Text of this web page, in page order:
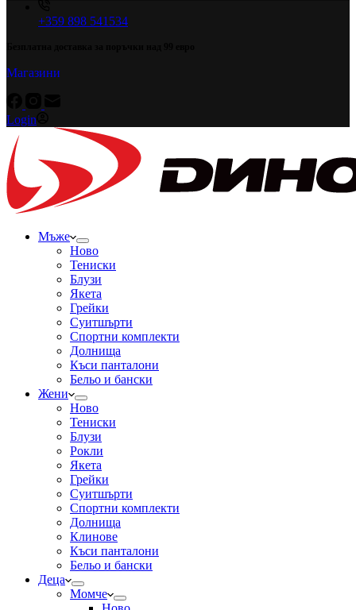
+359 898 541534
Магазини
Login
Мъже
Ново
Тениски
Блузи
Якета
Грейки
Суитшърти
Спортни комплекти
Долнища
Къси панталони
Бельо и бански
Жени
Ново
Тениски
Блузи
Рокли
Якета
Грейки
Суитшърти
Спортни комплекти
Долнища
Клинове
Къси панталони
Бельо и бански
Деца
Момче